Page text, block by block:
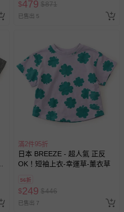
$479 $871
已售出 5
滿2件95折
日本 BREEZE - 超人氣 正反
OK！短袖上衣-幸運草-薰衣草
56折
$249 $446
已售出 7